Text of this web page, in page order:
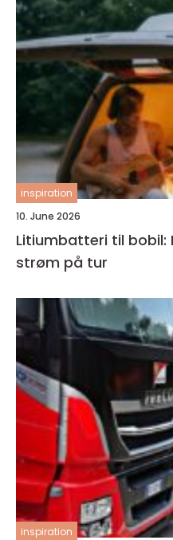
inspiration
10. June 2026
Litiumbatteri til bobil:
strøm på tur
inspiration